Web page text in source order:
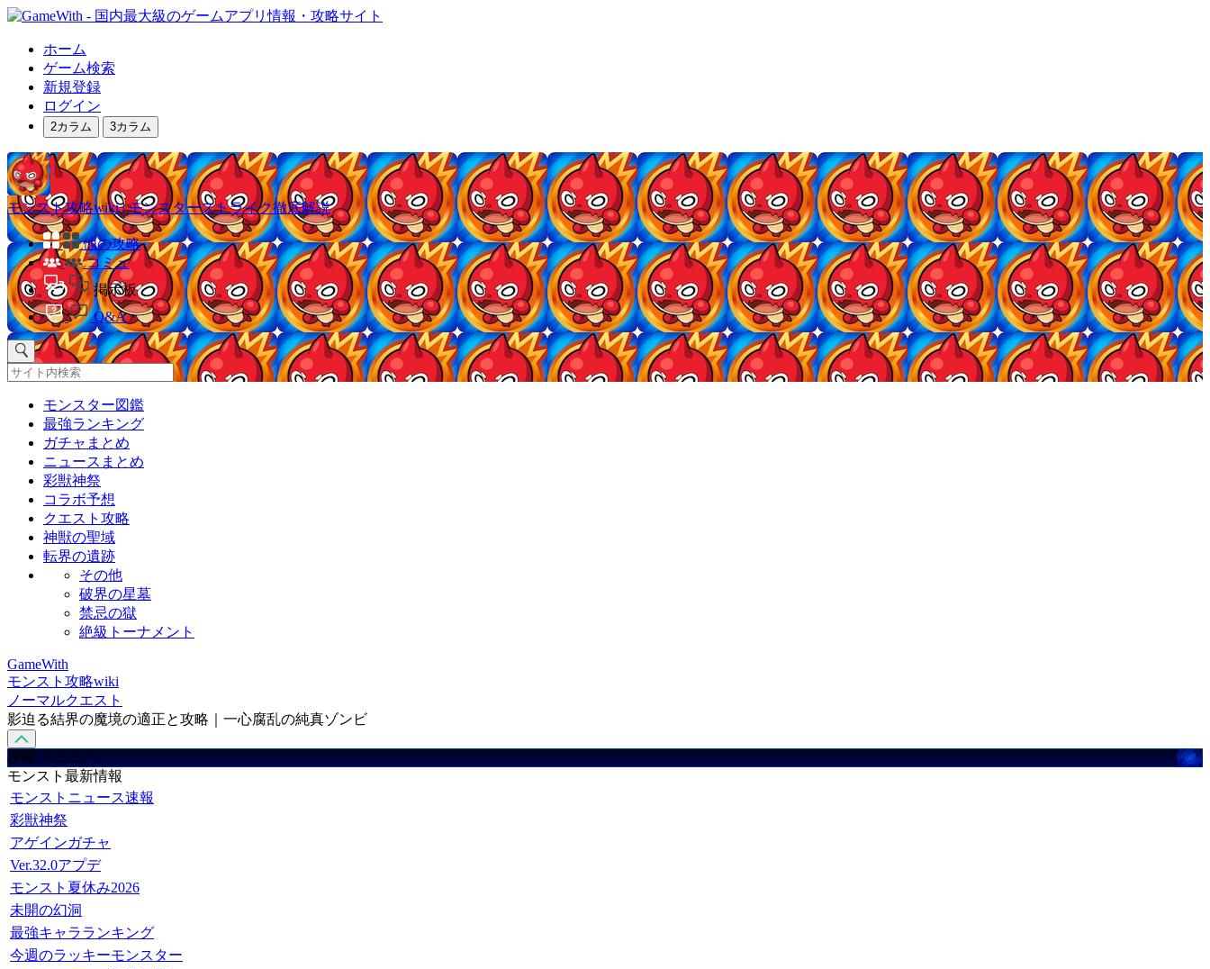
ホーム
ゲーム検索
新規登録
ログイン
2カラム 3カラム
モンスト攻略wiki | モンスターストライク徹底解説
他の攻略
コミュ
掲示板
Q&A
モンスター図鑑
最強ランキング
ガチャまとめ
ニュースまとめ
彩獣神祭
コラボ予想
クエスト攻略
神獣の聖域
転界の遺跡
その他
破界の星墓
禁忌の獄
絶級トーナメント
GameWith
モンスト攻略wiki
ノーマルクエスト
影迫る結界の魔境の適正と攻略｜一心腐乱の純真ゾンビ
攻略 メニュー
モンスト最新情報
モンストニュース速報
彩獣神祭
アゲインガチャ
Ver.32.0アプデ
モンスト夏休み2026
未開の幻洞
最強キャラランキング
今週のラッキーモンスター